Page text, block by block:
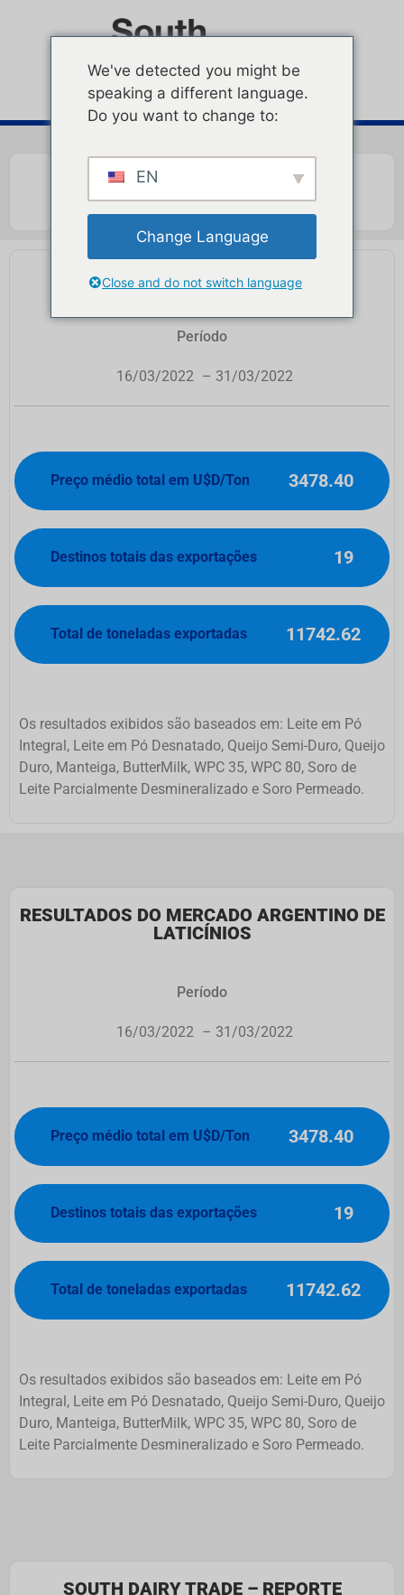
PUNTO DE PROTEÍNA
Período
16/03/2022 – 31/03/2022
Preço médio total em U$D/Ton 3478.40
Destinos totais das exportações 19
Total de toneladas exportadas 11742.62
Os resultados exibidos são baseados em: Leite em Pó
Integral, Leite em Pó Desnatado, Queijo Semi-Duro, Queijo
Duro, Manteiga, ButterMilk, WPC 35, WPC 80, Soro de
Leite Parcialmente Desmineralizado e Soro Permeado.
RESULTADOS DO MERCADO ARGENTINO DE
LATICÍNIOS
Período
16/03/2022 – 31/03/2022
Preço médio total em U$D/Ton 3478.40
Destinos totais das exportações 19
Total de toneladas exportadas 11742.62
Os resultados exibidos são baseados em: Leite em Pó
Integral, Leite em Pó Desnatado, Queijo Semi-Duro, Queijo
Duro, Manteiga, ButterMilk, WPC 35, WPC 80, Soro de
Leite Parcialmente Desmineralizado e Soro Permeado.
SOUTH DAIRY TRADE – REPORTE
We've detected you might be
speaking a different language.
Do you want to change to:
EN
Change Language
Close and do not switch language